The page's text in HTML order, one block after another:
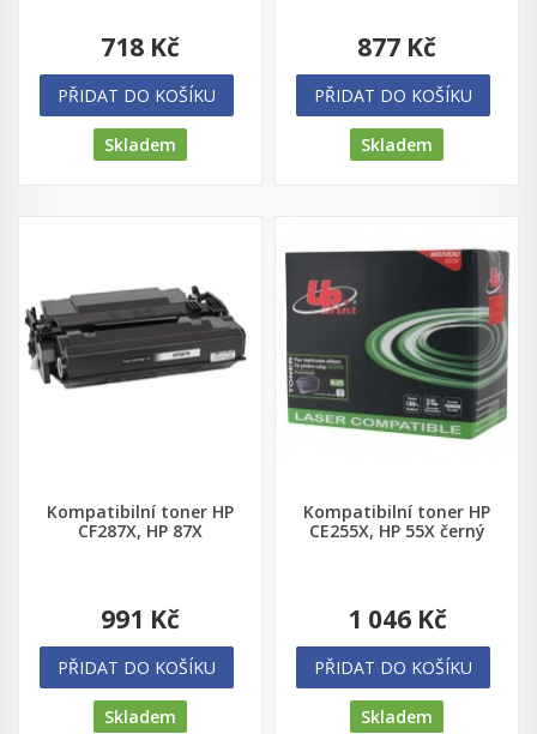
718 Kč
PŘIDAT DO KOŠÍKU
Skladem
877 Kč
PŘIDAT DO KOŠÍKU
Skladem
Kompatibilní toner HP
CF287X, HP 87X
991 Kč
PŘIDAT DO KOŠÍKU
Skladem
Kompatibilní toner HP
CE255X, HP 55X černý
1 046 Kč
PŘIDAT DO KOŠÍKU
Skladem